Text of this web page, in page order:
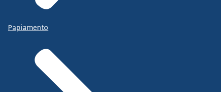
Papiamento